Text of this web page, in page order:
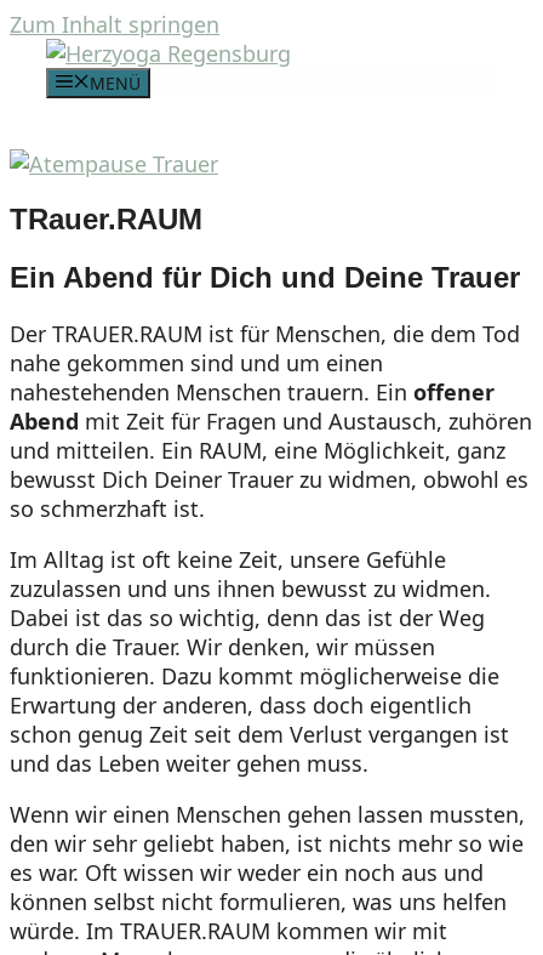
Zum Inhalt springen
MENÜ
TRauer.RAUM
Ein Abend für Dich und Deine Trauer
Der TRAUER.RAUM ist für Menschen, die dem Tod
nahe gekommen sind und um einen
nahestehenden Menschen trauern. Ein offener
Abend mit Zeit für Fragen und Austausch, zuhören
und mitteilen. Ein RAUM, eine Möglichkeit, ganz
bewusst Dich Deiner Trauer zu widmen, obwohl es
so schmerzhaft ist.
Im Alltag ist oft keine Zeit, unsere Gefühle
zuzulassen und uns ihnen bewusst zu widmen.
Dabei ist das so wichtig, denn das ist der Weg
durch die Trauer. Wir denken, wir müssen
funktionieren. Dazu kommt möglicherweise die
Erwartung der anderen, dass doch eigentlich
schon genug Zeit seit dem Verlust vergangen ist
und das Leben weiter gehen muss.
Wenn wir einen Menschen gehen lassen mussten,
den wir sehr geliebt haben, ist nichts mehr so wie
es war. Oft wissen wir weder ein noch aus und
können selbst nicht formulieren, was uns helfen
würde. Im TRAUER.RAUM kommen wir mit